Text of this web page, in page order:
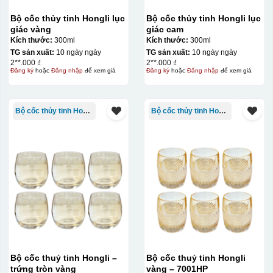
tương đối cao.
Kiểu hộp:
Hộp diêm quai xách lót lụa
Bộ cốc thủy tinh Hongli lục
giác vàng
Kích thước: 300ml
TG sản xuất: 10 ngày ngày
2**.000 ₫
Đăng kýhoặc Đăng nhậpđể xem giá
Bộ cốc thủy tinh Hongli lục
giác cam
Kích thước: 300ml
TG sản xuất: 10 ngày ngày
2**.000 ₫
Đăng kýhoặc Đăng nhậpđể xem giá
Bộ cốc thủy tinh Hongli
Bộ cốc thuỷ tinh Hongli –
trứng tròn vàng
Bộ cốc thủy tinh Hongli
Bộ cốc thuỷ tinh Hongli
vàng – 7001HP